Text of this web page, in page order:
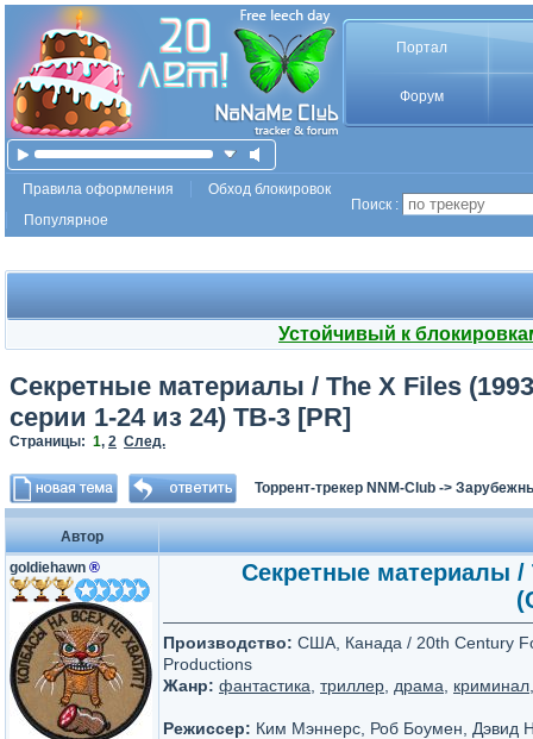
Портал
Форум
Правила оформления
Обход блокировок
Популярное
Поиск :
Устойчивый к
Секретные материалы / The X Files
серии 1-24 из 24) ТВ-3 [PR]
Страницы: 1, 2 След.
Торрент-трекер NNM-Club ->
Автор
goldiehawn ®
Секретные материалы /
Производство: США, Канада / 20th Century
Productions
Жанр: фантастика триллер драма криминал
Режиссер: Ким Мэннерс, Роб Боумен, Дэвид